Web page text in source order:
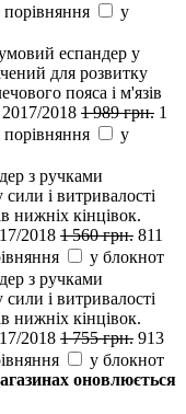
порівняння
у
еспандер у
для розвитку
пояса і м'язів
2017/2018 1 989 грн. 1
порівняння
у
з ручками
і витривалості
нижніх кінцівок.
2018 1 560 грн. 811
у блокнот
з ручками
і витривалості
нижніх кінцівок.
2018 1 755 грн. 913
у блокнот
оновлюється